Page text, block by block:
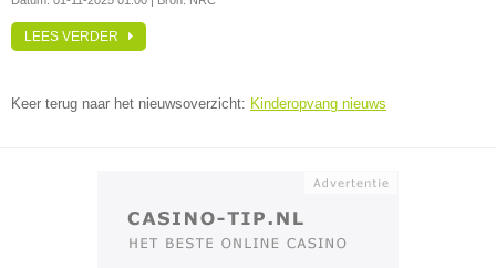
LEES VERDER
Keer terug naar het nieuwsoverzicht: Kinderopvang nieuws